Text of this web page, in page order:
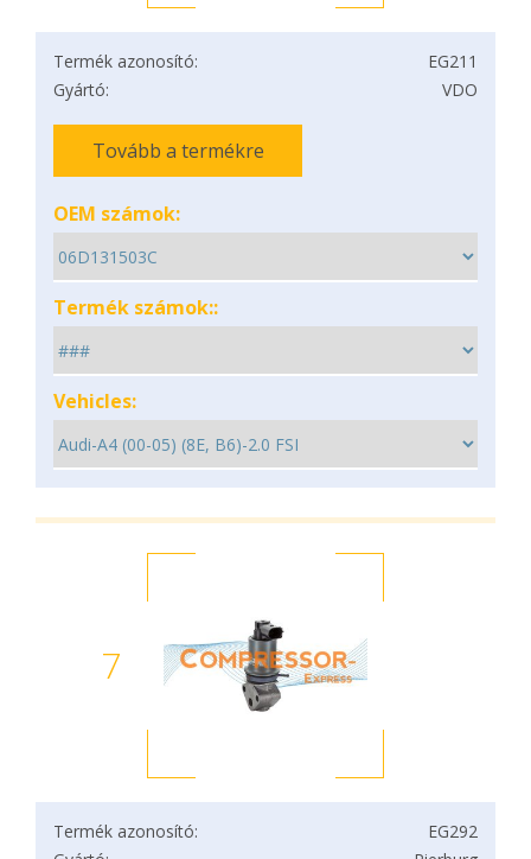
Termék azonosító:
EG211
Gyártó:
VDO
Tovább a termékre
OEM számok:
Termék számok::
Vehicles:
7
Termék azonosító:
EG292